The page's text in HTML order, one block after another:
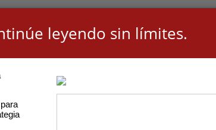
leyendo sin límites.